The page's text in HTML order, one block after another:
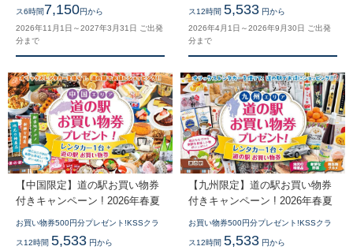
ス6時間7,150円から
2026年11月1日～2027年3月31日 ご出発
分まで
ス12時間 5,533 円から
2026年4月1日～2026年9月30日 ご出発
分まで
【中国限定】道の駅お買い物券
付きキャンペーン ! 2026年春夏
お買い物券500円分プレゼント!KSSクラ
ス12時間 5,533 円から
【九州限定】道の駅お買い物券
付きキャンペーン ! 2026年春夏
お買い物券500円分プレゼント!KSSクラ
ス12時間 5,533 円から